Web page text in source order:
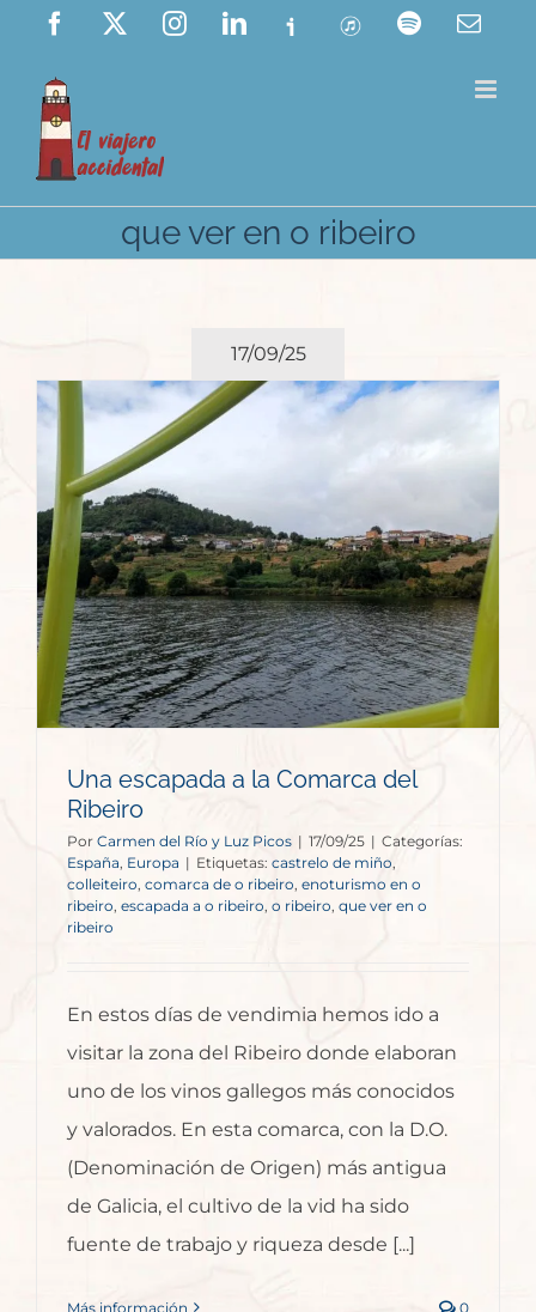
Saltar
contenido
Facebook InstagramLinkedIn
Ivoox ITunes Spotify
que ver en o ribeiro
17/09/25
Una escapada a la Comarca del
Ribeiro
Por Carmen del Río y Luz Picos | 17/09/25 | Categorías:
España Europa | Etiquetas: castrelo de miño
colleiteiro comarca de o ribeiro enoturismo en o
ribeiro, escapada a o ribeiro, o ribeiro, que ver en o
ribeiro
En estos días de vendimia hemos ido a
visitar la zona del Ribeiro donde elaboran
uno de los vinos gallegos más conocidos
y valorados. En esta comarca, con la D.O.
(Denominación de Origen) más antigua
de Galicia, el cultivo de la vid ha sido
fuente de trabajo y riqueza desde [...]
Más información 0